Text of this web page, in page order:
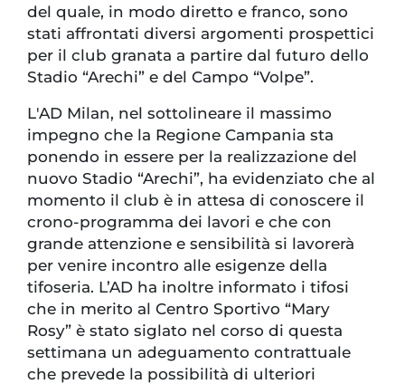
del quale, in modo diretto e franco, sono
stati affrontati diversi argomenti prospettici
per il club granata a partire dal futuro dello
Stadio “Arechi” e del Campo “Volpe”.
L'AD Milan, nel sottolineare il massimo
impegno che la Regione Campania sta
ponendo in essere per la realizzazione del
nuovo Stadio “Arechi”, ha evidenziato che al
momento il club è in attesa di conoscere il
crono-programma dei lavori e che con
grande attenzione e sensibilità si lavorerà
per venire incontro alle esigenze della
tifoseria. L’AD ha inoltre informato i tifosi
che in merito al Centro Sportivo “Mary
Rosy” è stato siglato nel corso di questa
settimana un adeguamento contrattuale
che prevede la possibilità di ulteriori